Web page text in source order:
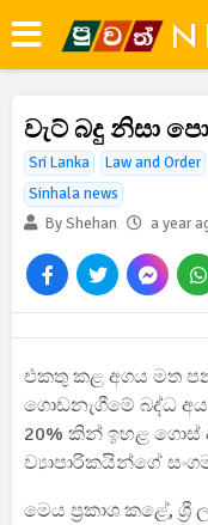
වැට් බදු නිසා
Sri Lanka Law and Order
Sinhala news
By Shehan
a year
එකතු කළ අගය මත
ගොඩනැගීමේ බද්ධ
20% කින් ඉහළ
ව්‍යාපාරිකයින්ගේ
මෙය ප්‍රකාශ කළේ,